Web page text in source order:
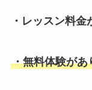
・レッスン料
・無料体験があ